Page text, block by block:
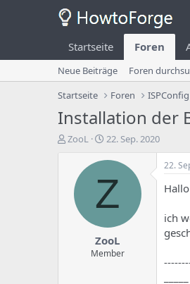
Startseite Foren
Neue Beiträge
Foren
Startseite
Foren ISPConfig
Installation der
E
ZooL
E
s
e
l
u
n
g
22. Sep. 2020
Z
ZooL
Member
22.
ich